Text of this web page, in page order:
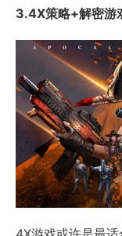
3.4X策略+解密游